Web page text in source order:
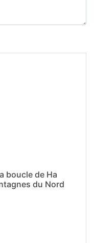
boucle de Ha
du Nord